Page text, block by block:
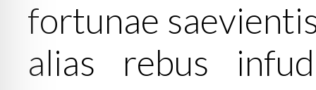
fortunae
alias rebus